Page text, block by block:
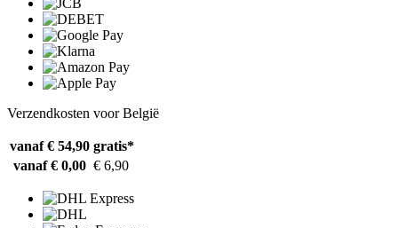
Verzendkosten voor België
vanaf € 54,90 gratis*
vanaf € 0,00 € 6,90